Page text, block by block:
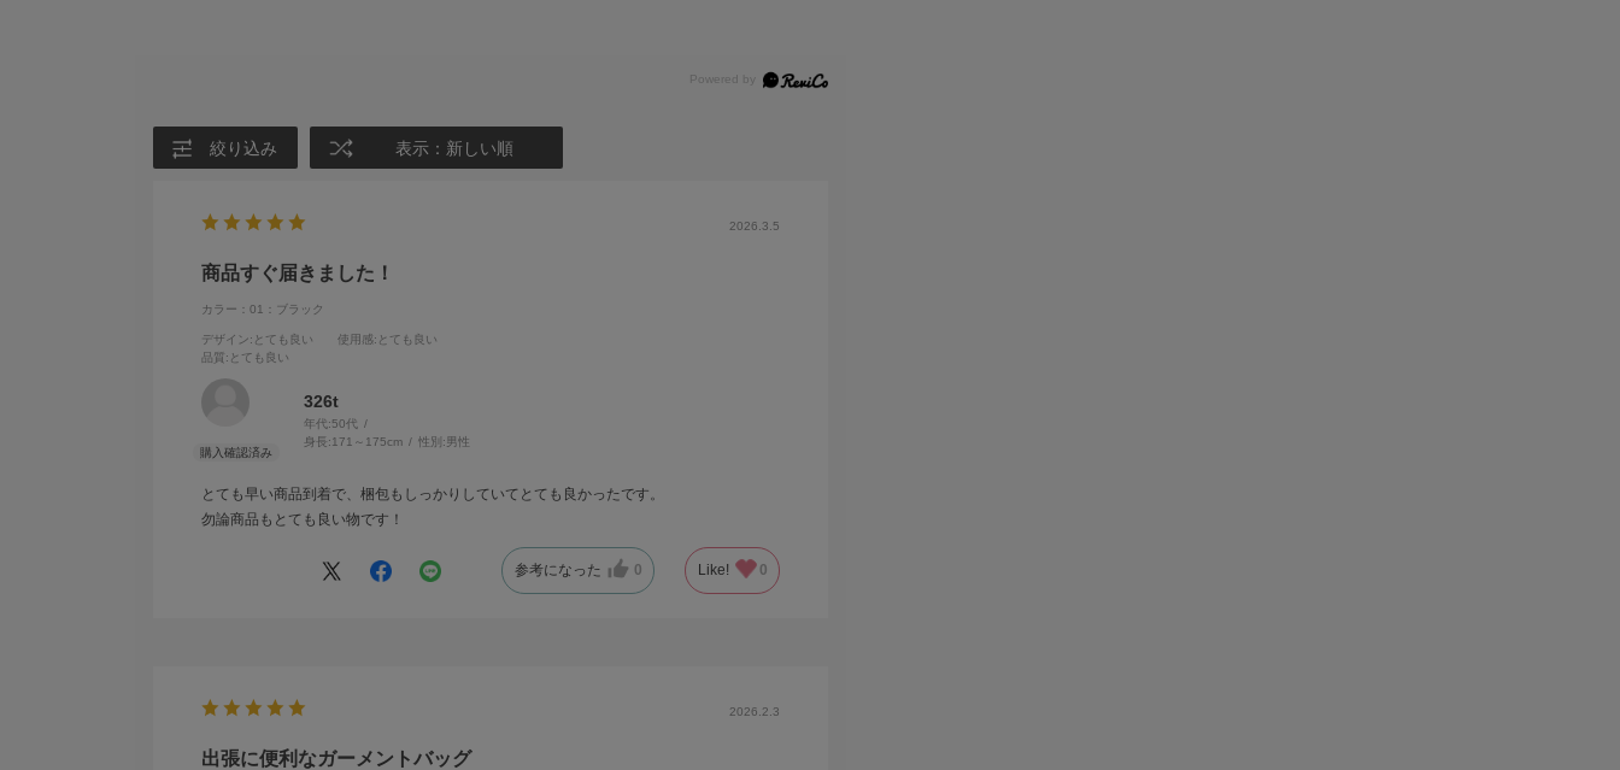
絞り込み 表示：新しい順
2026.3.5
商品すぐ届きました！
カラー：01：ブラック
デザイン:とても良い 使用感:とても良い
品質:とても良い
326t
年代:50代
身長:171～175cm 性別:男性
とても早い商品到着で、梱包もしっかりしていてとても良かったです。
勿論商品もとても良い物です！
参考になった 0 Like! 0
2026.2.3
出張に便利なガーメントバッグ